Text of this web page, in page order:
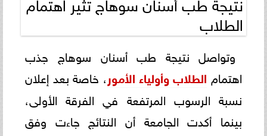
الطلاب
وتواصل نتيجة طب أسنان سوهاج جذب
اهتمام الطلاب وأولياء الأمور، خاصة بعد إعلان
نسبة الرسوب المرتفعة في الفرقة الأولى،
بينما أكدت الجامعة أن النتائج جاءت وفق